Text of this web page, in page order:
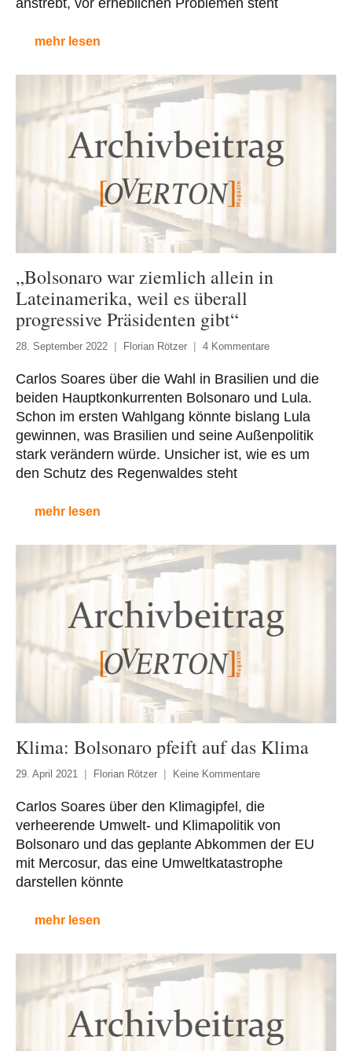
anstrebt, vor erheblichen Problemen steht
mehr lesen
„Bolsonaro war ziemlich allein in
Lateinamerika, weil es überall
progressive Präsidenten gibt“
28. September 2022 Florian Rötzer 4 Kommentare
Carlos Soares über die Wahl in Brasilien und die
beiden Hauptkonkurrenten Bolsonaro und Lula.
Schon im ersten Wahlgang könnte bislang Lula
gewinnen, was Brasilien und seine Außenpolitik
stark verändern würde. Unsicher ist, wie es um
den Schutz des Regenwaldes steht
mehr lesen
Klima: Bolsonaro pfeift auf das Klima
29. April 2021 Florian Rötzer Keine Kommentare
Carlos Soares über den Klimagipfel, die
verheerende Umwelt- und Klimapolitik von
Bolsonaro und das geplante Abkommen der EU
mit Mercosur, das eine Umweltkatastrophe
darstellen könnte
mehr lesen